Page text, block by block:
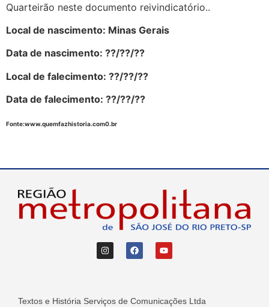
Quarteirão neste documento reivindicatório..
Local de nascimento: Minas Gerais
Data de nascimento: ??/??/??
Local de falecimento: ??/??/??
Data de falecimento: ??/??/??
Fonte:www.quemfazhistoria.com0.br
Textos e História Serviços de Comunicações Ltda